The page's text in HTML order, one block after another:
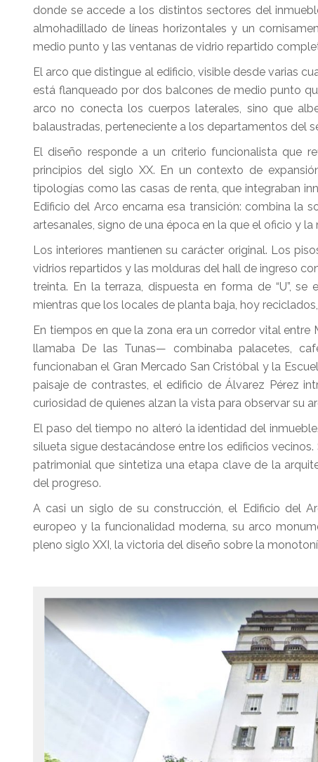
donde se accede a los distintos sectores del
almohadillado de líneas horizontales y un
medio punto y las ventanas de vidrio repartido
El arco que distingue al edificio, visible desde varias
está flanqueado por dos balcones de medio punto
arco no conecta los cuerpos laterales, sino que
balaustradas, perteneciente a los departamentos del
El diseño responde a un criterio funcionalista que
principios del siglo XX. En un contexto de
tipologías como las casas de renta, que integraban
Edificio del Arco encarna esa transición: combina la
artesanales, signo de una época en la que el oficio y
Los interiores mantienen su carácter original. Los
vidrios repartidos y las molduras del hall de ingreso
treinta. En la terraza, dispuesta en forma de “U”,
mientras que los locales de planta baja, hoy
En tiempos en que la zona era un corredor vital
llamaba De las Tunas— combinaba palacetes,
funcionaban el Gran Mercado San Cristóbal y la
paisaje de contrastes, el edificio de Álvarez Pérez
curiosidad de quienes alzan la vista para observar su
El paso del tiempo no alteró la identidad del
silueta sigue destacándose entre los edificios
patrimonial que sintetiza una etapa clave de la
del progreso.
A casi un siglo de su construcción, el Edificio del
europeo y la funcionalidad moderna, su arco
pleno siglo XXI, la victoria del diseño sobre la